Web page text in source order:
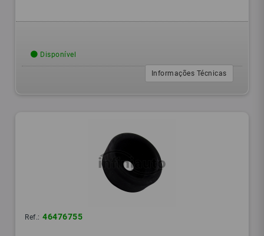
Disponível
Informações Técnicas
Ref.: 46476755